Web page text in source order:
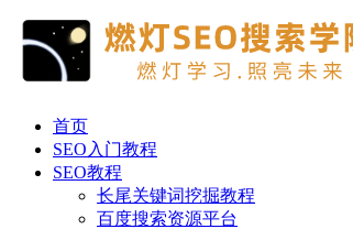
首页
SEO入门教程
SEO教程
长尾关键词挖掘教程
百度搜索资源平台